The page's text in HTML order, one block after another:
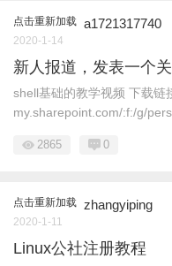
点击重新加载 a1721317740
2020-1-14
新人报道，发表一个
shell基础的教学视频 下载链
my.sharepoint.com/:f:/g/
2865 0
点击重新加载 zhangyiping
2020-1-11
Linux公社注册教程